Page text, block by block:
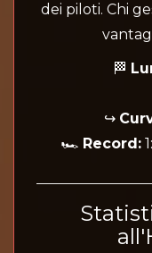
dei piloti. Chi
🏁
↪️
🏎️ Record: